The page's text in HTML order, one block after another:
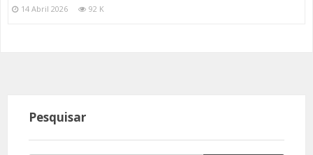
14 Abril 2026 92 K
Pesquisar